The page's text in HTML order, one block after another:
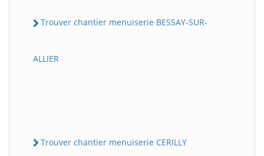
Trouver chantier menuiserie BESSAY-SUR-
ALLIER
Trouver chantier menuiserie CERILLY